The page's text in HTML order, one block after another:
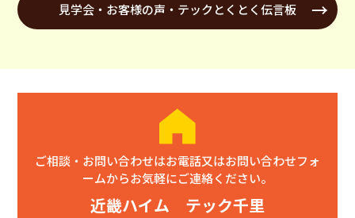
見学会・お客様の声・テックとくとく伝言板
ご相談・お問い合わせはお電話又はお問い合わせフォ
ームからお気軽にご連絡ください。
近畿ハイム テック千里